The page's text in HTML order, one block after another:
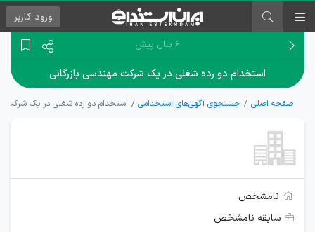
ورود کاربر
۶ سال پیش
استخدام دو رده شغلی در یک شرکت مهندسی بازرگانی
صفحه اصلی جستجوی آگهی‌های استخدامی استخدام دو رده شغلی در یک شرکت
نامشخص
سابقه نامشخص